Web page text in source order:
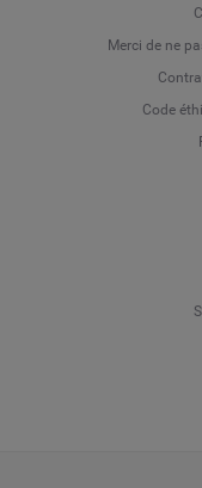
Merci de ne
Code